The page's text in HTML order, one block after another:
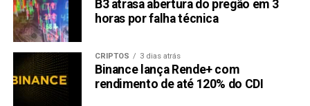
B3 atrasa abertura do pregão em 3
horas por falha técnica
CRIPTOS 3 dias atrás
Binance lança Rende+ com
rendimento de até 120% do CDI